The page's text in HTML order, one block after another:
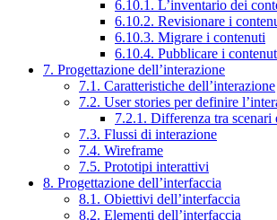
6.10.1. L’inventario dei
6.10.2. Revisionare i
6.10.3. Migrare i contenuti
6.10.4. Pubblicare i
7. Progettazione dell’interazione
7.1. Caratteristiche dell’interazione
7.2. User stories per definire
7.2.1. Differenza tra scenari
7.3. Flussi di interazione
7.4. Wireframe
7.5. Prototipi interattivi
8. Progettazione dell’interfaccia
8.1. Obiettivi dell’interfaccia
8.2. Elementi dell’interfaccia